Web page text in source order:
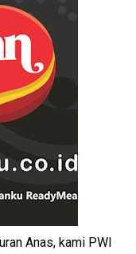
Anas, kami PWI